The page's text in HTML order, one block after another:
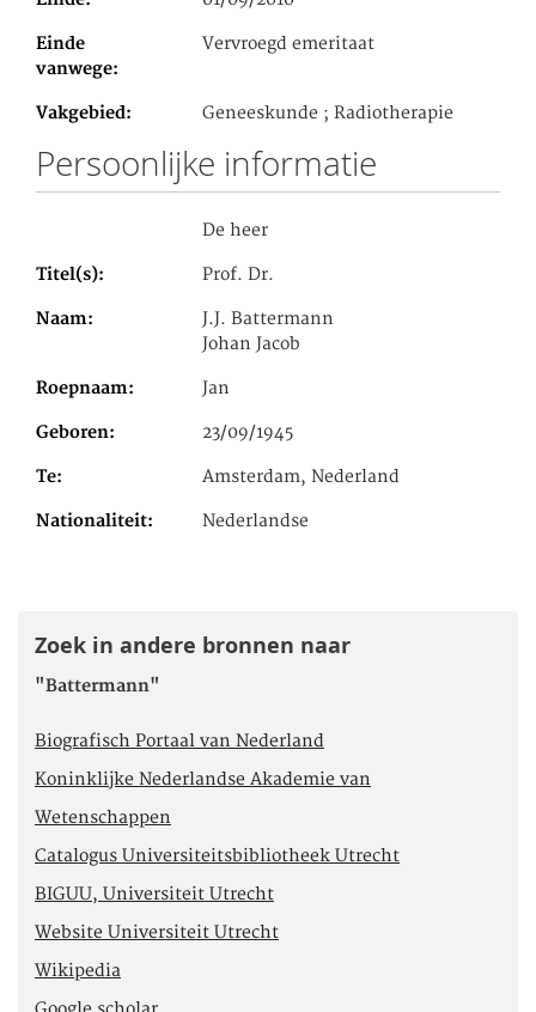
Einde
vanwege
Vervroegd emeritaat
Vakgebied Geneeskunde ; Radiotherapie
Persoonlijke informatie
De heer
Titel(s) Prof. Dr.
Naam
J.J. Battermann
Johan Jacob
Roepnaam Jan
Geboren 23/09/1945
Te Amsterdam, Nederland
Nationaliteit Nederlandse
Zoek in andere bronnen naar
"Battermann"
Biografisch Portaal van Nederland
Koninklijke Nederlandse Akademie van
Wetenschappen
Catalogus Universiteitsbibliotheek Utrecht
BIGUU, Universiteit Utrecht
Website Universiteit Utrecht
Wikipedia